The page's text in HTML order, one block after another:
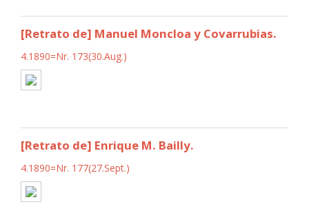
[Retrato de] Manuel Moncloa y Covarrubias.
4.1890=Nr. 173(30.Aug.)
[Retrato de] Enrique M. Bailly.
4.1890=Nr. 177(27.Sept.)